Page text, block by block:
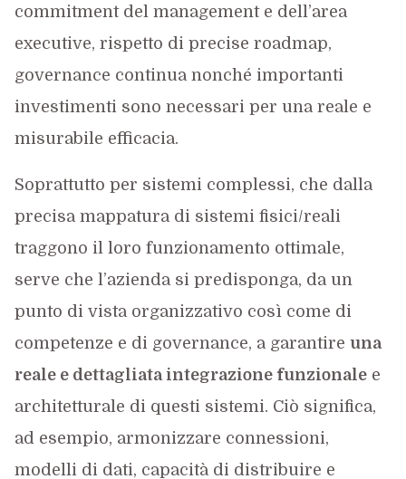
commitment del management e dell’area
executive, rispetto di precise roadmap,
governance continua nonché importanti
investimenti sono necessari per una reale e
misurabile efficacia.
Soprattutto per sistemi complessi, che dalla
precisa mappatura di sistemi fisici/reali
traggono il loro funzionamento ottimale,
serve che l’azienda si predisponga, da un
punto di vista organizzativo così come di
competenze e di governance, a garantire una
reale e dettagliata integrazione funzionalee
architetturale di questi sistemi. Ciò significa,
ad esempio, armonizzare connessioni,
modelli di dati, capacità di distribuire e